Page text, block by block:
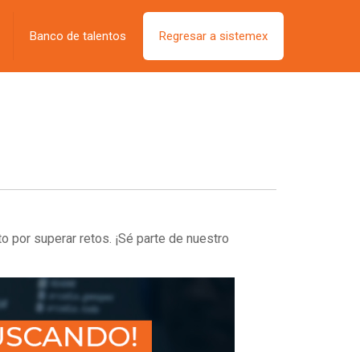
Banco de talentos Regresar a sistemex
por superar retos. ¡Sé parte de nuestro